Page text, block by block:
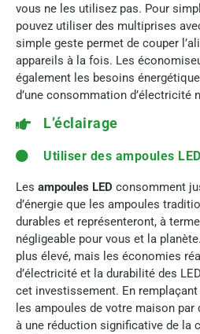
vous ne les utilisez pas. Pour
pouvez utiliser des multiprises
simple geste permet de couper
appareils à la fois. Les
également les besoins
d’une consommation d’électricité
L’éclairage
Utiliser des ampoules LED
Les ampoules LED consomment
d’énergie que les ampoules
durables et représenteront, à
négligeable pour vous et la
plus élevé, mais les économies
d’électricité et la durabilité des
cet investissement. En
les ampoules de votre maison par
à une réduction significative de la